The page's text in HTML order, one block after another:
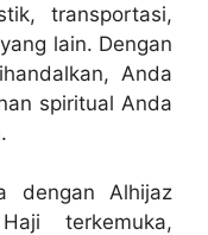
transportasi,
lain. Dengan
Anda
spiritual Anda
dengan Alhijaz
terkemuka,